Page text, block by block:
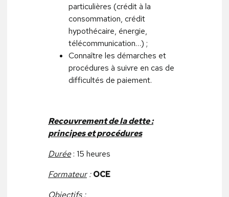
particulières (crédit à la
consommation, crédit
hypothécaire, énergie,
télécommunication…) ;
Connaître les démarches et
procédures à suivre en cas de
difficultés de paiement.
Recouvrement de la dette :
principes et procédures
Durée: 15 heures
Formateur: OCE
Objectifs: